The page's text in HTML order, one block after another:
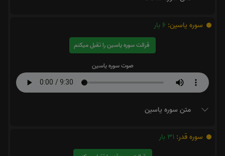
سوره یاسین: 6 بار
قرائت سوره یاسین را تقبل میکنم
صوت سوره یاسین
متن سوره یاسین
سوره قدر: 31 بار